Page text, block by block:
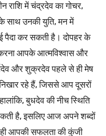
राशि में चंद्रदेव का गोचर,
साथ उनकी युति, मन में
पैदा कर सकती है। दोपहर के
आपके आत्मविश्वास और
और शुक्रदेव पहले से ही मेष
रहे हैं, जिससे आप दूसरों
बुधदेव की नीच स्थिति
है, इसलिए आज अपने शब्दों
आपकी सफलता की कुंजी